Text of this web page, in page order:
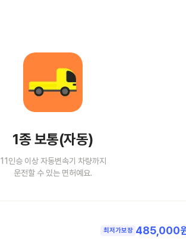
1종 보통(자동)
11인승 이상 자동변속기 차량까지
운전할 수 있는 면허예요.
최저가보장 485,000